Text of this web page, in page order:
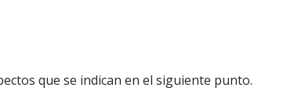
que se indican en el siguiente punto.